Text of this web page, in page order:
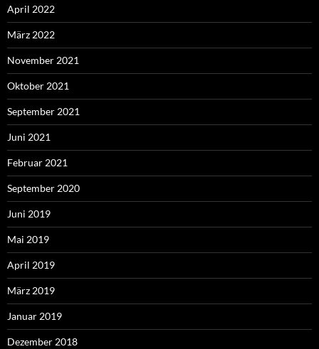
April 2022
März 2022
November 2021
Oktober 2021
September 2021
Juni 2021
Februar 2021
September 2020
Juni 2019
Mai 2019
April 2019
März 2019
Januar 2019
Dezember 2018